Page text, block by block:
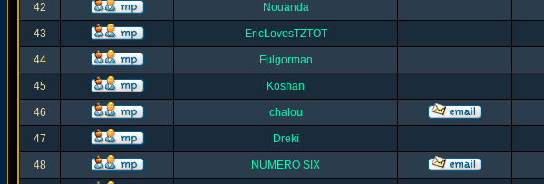
42 Nouanda
43 EricLovesTZTOT
44 Fulgorman
45 Koshan
46 chalou
47 Dreki
48 NUMERO SIX